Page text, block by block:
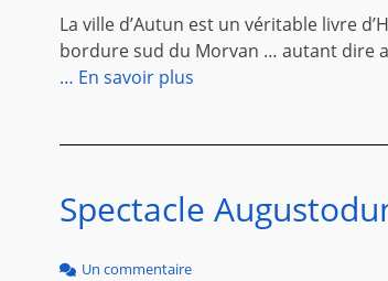
La ville d’Autun est un véritable livre
bordure sud du Morvan … autant dire
… En savoir plus
Spectacle
Un commentaire